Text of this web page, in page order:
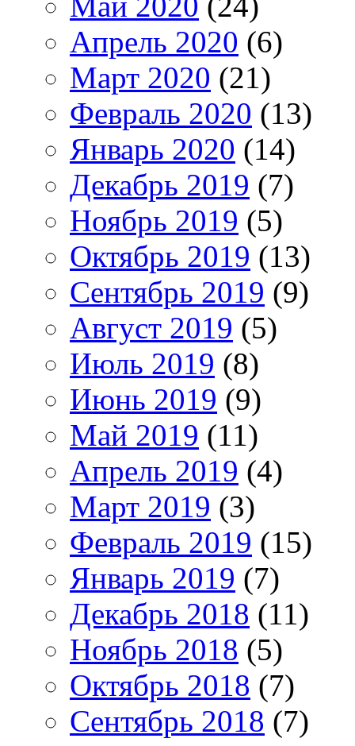
Апрель 2020 (6)
Март 2020 (21)
Февраль 2020 (13)
Январь 2020 (14)
Декабрь 2019 (7)
Ноябрь 2019 (5)
Октябрь 2019 (13)
Сентябрь 2019 (9)
Август 2019 (5)
Июль 2019 (8)
Июнь 2019 (9)
Май 2019 (11)
Апрель 2019 (4)
Март 2019 (3)
Февраль 2019 (15)
Январь 2019 (7)
Декабрь 2018 (11)
Ноябрь 2018 (5)
Октябрь 2018 (7)
Сентябрь 2018 (7)